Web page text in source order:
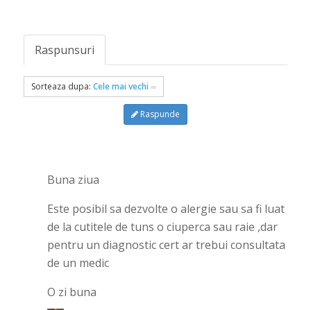
Raspunsuri
Sorteaza dupa: Cele mai vechi
Raspunde
Buna ziua
Este posibil sa dezvolte o alergie sau sa fi luat
de la cutitele de tuns o ciuperca sau raie ,dar
pentru un diagnostic cert ar trebui consultata
de un medic
O zi buna